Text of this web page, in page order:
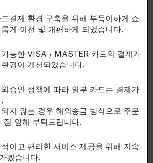
강화 & 비대성 mTOR경로 조절
을 촉진하고 회복력향상
효능
에 한스쿱을 섞어서 운동중
시오.
적으로 수분을 보충하여 주십시오.
결제 환경 구축을 위해 부득이하게 쇼
게 이전 및 개편하게 되었습니다.
능한 VISA / MASTER 카드의 결제가
경이 개선되었습니다.
승인 정책에 따라 일부 카드는 결제가
지 않는 경우 해외송금 방식으로 주문
점 양해 부탁드립니다.
이고 편리한 서비스 제공을 위해 지속
겠습니다.